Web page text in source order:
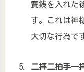
賽銭を入れた
す。これは神
大切な行為で
二拝二拍手一